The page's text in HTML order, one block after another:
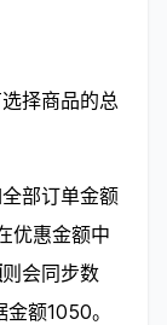
择商品的总
部订单金额
优惠金额中
则会同步数
额1050。